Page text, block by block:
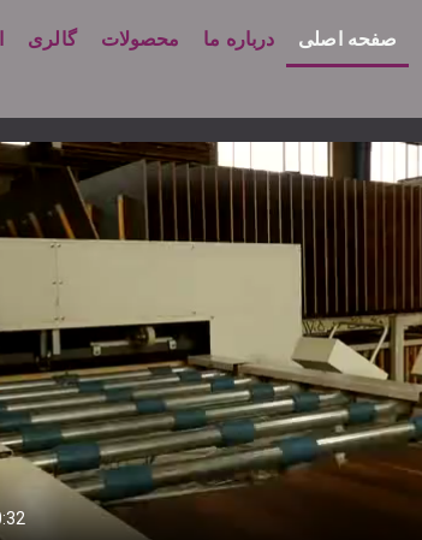
صفحه اصلی درباره ما محصولات گالری